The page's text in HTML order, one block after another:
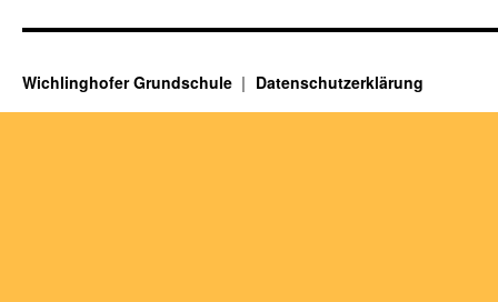
Wichlinghofer Grundschule Datenschutzerklärung